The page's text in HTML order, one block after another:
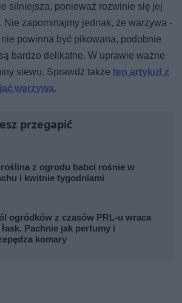
silniejsza, ponieważ rozwinie się jej
Nie zapominajmy jednak, że warzywa -
powinna być pikowana, podobnie
bardzo delikatne. W uprawie ważne
siewu. Sprawdź takżeten artykuł z
warzywa.
przegapić
roślina z ogrodu babci rośnie w
i kwitnie tygodniami
ogródków z czasów PRL-u wraca
łask. Pachnie jak perfumy i
komary